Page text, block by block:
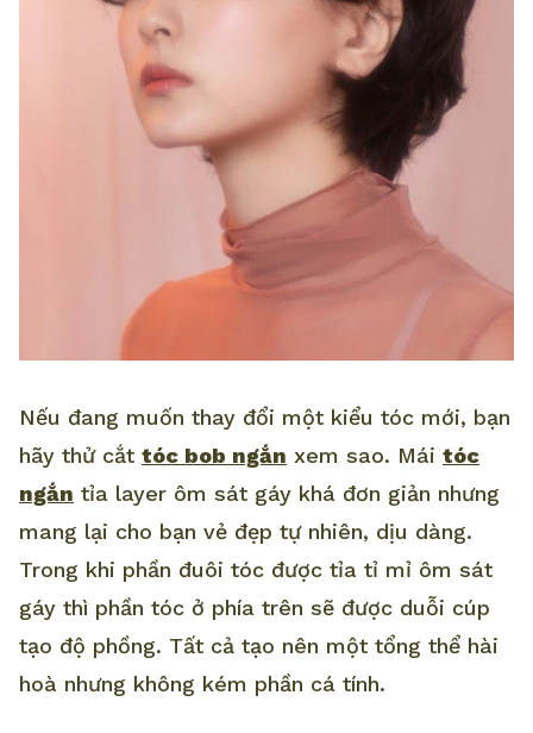
Nếu đang muốn thay đổi một kiểu tóc mới, bạn
hãy thử cắt tóc bob ngắn xem sao. Mái tóc
ngắn tỉa layer ôm sát gáy khá đơn giản nhưng
mang lại cho bạn vẻ đẹp tự nhiên, dịu dàng.
Trong khi phần đuôi tóc được tỉa tỉ mỉ ôm sát
gáy thì phần tóc ở phía trên sẽ được duỗi cúp
tạo độ phồng. Tất cả tạo nên một tổng thể hài
hoà nhưng không kém phần cá tính.